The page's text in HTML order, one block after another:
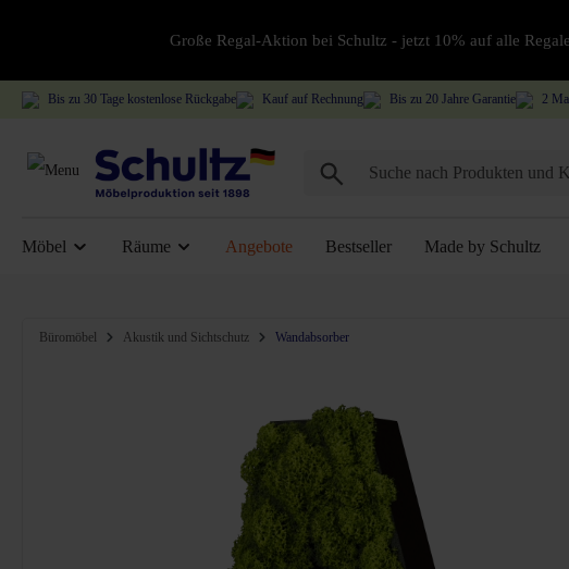
Große Regal-Aktion bei Schultz - jetzt 10% auf alle
Bis zu 30 Tage kostenlose Rückgabe Kauf auf Rechnung Bis zu 20 Jahre Garantie 2
Möbel Räume Angebote Bestseller Made by Schultz
Bildergalerie überspringen
Büromöbel Akustik und Sichtschutz Wandabsorber